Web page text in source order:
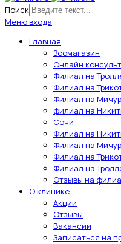
Поиск
Меню входа
Главная
Зоомагазин
Онлайн
Филиал на
Филиал на
Филиал на
филиал на
Сочи
Филиал на
Филиал на
Филиал на
Филиал на
Отзывы на
О клинике
Акции
Отзывы
Вакансии
Записаться на